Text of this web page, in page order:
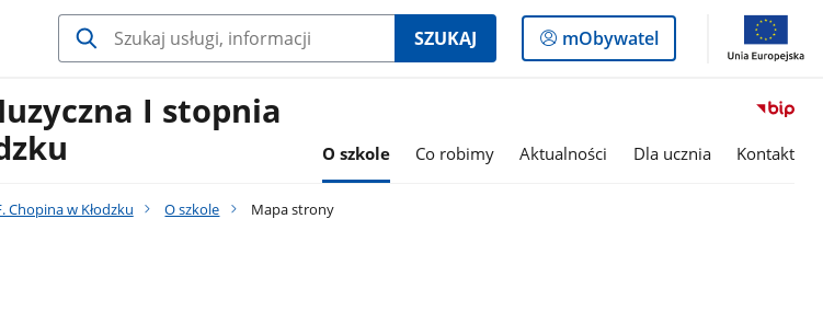
SZUKAJ
Logowanie
do
mObywatel
I stopnia
O szkole Co robimy Aktualności Dla ucznia Kontakt
Chopina w Kłodzku O szkole Mapa strony